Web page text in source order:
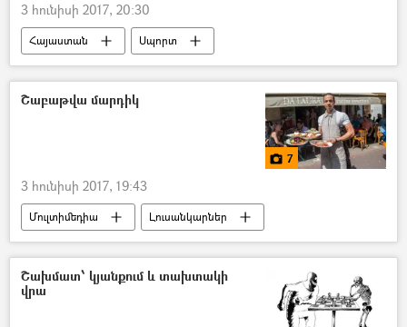
3 հունիսի 2017, 20:30
Հայաստան Սպորտ
Շաբաթվա մարդիկ
7
3 հունիսի 2017, 19:43
Մուլտիմեդիա Լուսանկարներ
Շախմատ՝ կյանքում և տախտակի
վրա